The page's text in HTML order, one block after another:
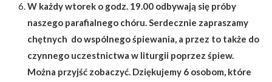
W każdy wtorek o godz. 19.00 odbywają się próby
naszego parafialnego chóru. Serdecznie zapraszamy
chętnych do wspólnego śpiewania, a przez to także do
czynnego uczestnictwa w liturgii poprzez śpiew.
Można przyjść zobaczyć. Dziękujemy 6 osobom, które